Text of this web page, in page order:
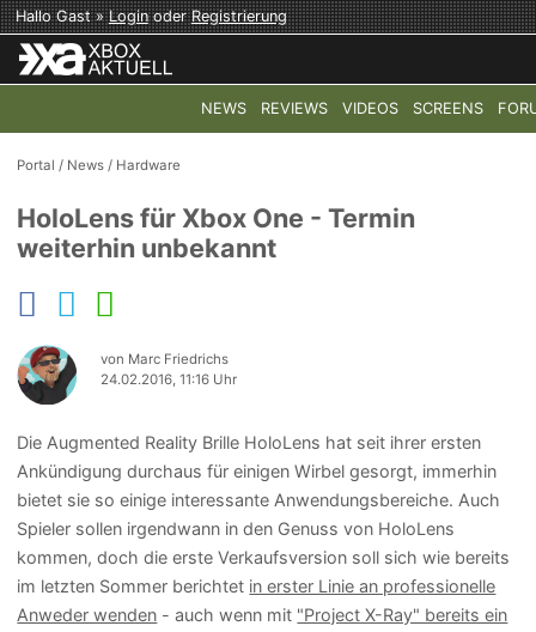
Hallo Gast »LoginoderRegistrierung
NEWS REVIEWS VIDEOS SCREENS
COD: MODERN WARFARE 4 HALO:
Portal / News / Hardware
HoloLens für Xbox One - Termin
weiterhin unbekannt
von Marc Friedrichs
24.02.2016, 11:16 Uhr
Die Augmented Reality Brille HoloLens hat seit ihrer ersten
Ankündigung durchaus für einigen Wirbel gesorgt, immerhin
bietet sie so einige interessante Anwendungsbereiche. Auch
Spieler sollen irgendwann in den Genuss von HoloLens
kommen, doch die erste Verkaufsversion soll sich wie bereits
im letzten Sommer berichtet in erster Linie an professionelle
Anweder wenden - auch wenn mit "Project X-Ray" bereits ein